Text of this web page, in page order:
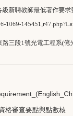
級新聘教師最低著作要
1069-
三段1號光電工程系(
格審查要點與點數核